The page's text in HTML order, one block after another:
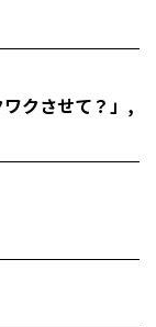
クさせて？」 ,